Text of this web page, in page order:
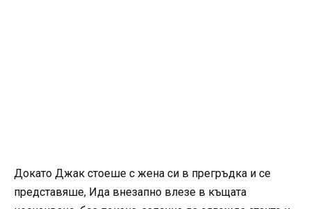
Докато Джак стоеше с жена си в прегръдка и се
представяше, Ида внезапно влезе в къщата